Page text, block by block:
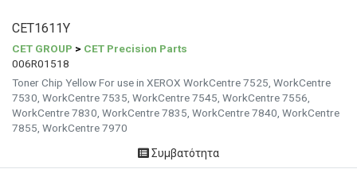
CET1611Y
CET GROUP > CET Precision Parts
006R01518
Toner Chip Yellow For use in XEROX WorkCentre 7525, WorkCentre
7530, WorkCentre 7535, WorkCentre 7545, WorkCentre 7556,
WorkCentre 7830, WorkCentre 7835, WorkCentre 7840, WorkCentre
7855, WorkCentre 7970
Συμβατότητα